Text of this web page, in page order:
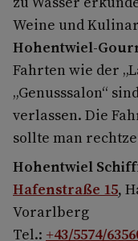
Weine und
Hohentwiel-
Fahrten wie der
„Genusssalon“
verlassen. Die
sollte man
Hohentwiel
Hafenstraße 15,
Vorarlberg
Tel.: +43/5574/